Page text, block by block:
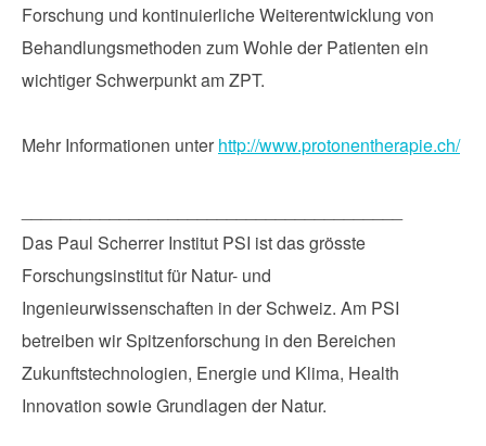
Forschung und kontinuierliche Weiterentwicklung von
Behandlungsmethoden zum Wohle der Patienten ein
wichtiger Schwerpunkt am ZPT.
Mehr Informationen unter http://www.protonentherapie.ch/
Das Paul Scherrer Institut PSI ist das grösste
Forschungsinstitut für Natur- und
Ingenieurwissenschaften in der Schweiz. Am PSI
betreiben wir Spitzenforschung in den Bereichen
Zukunftstechnologien, Energie und Klima, Health
Innovation sowie Grundlagen der Natur.